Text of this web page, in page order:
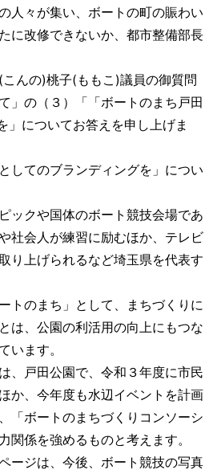
人々が集い、ボートの町の賑わい
に改修できないか、都市整備部長
んの)桃子(ももこ)議員の御質問
」の（３）「「ボートのまち戸田
」についてお答えを申し上げま
てのブランディングを」につい
ックや国体のボート競技会場であ
社会人が練習に励むほか、テレビ
り上げられるなど埼玉県を代表す
トのまち」として、まちづくりに
は、公園の利活用の向上にもつな
います。
、戸田公園で、令和３年度に市民
か、今年度も水辺イベントを計画
「ボートのまちづくりコンソーシ
関係を強めるものと考えます。
ージは、今後、ボート競技の写真